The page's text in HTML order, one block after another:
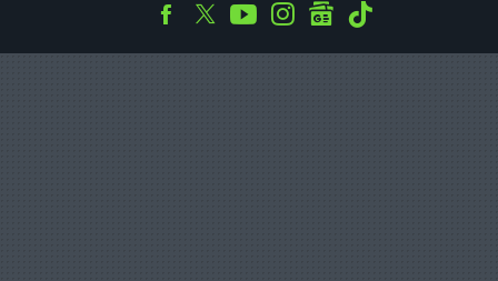
Facebook
TwitterYoutubeInstagramgooglenews